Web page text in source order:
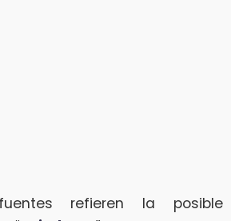
refieren la posible